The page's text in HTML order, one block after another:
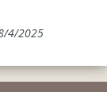
4/2025